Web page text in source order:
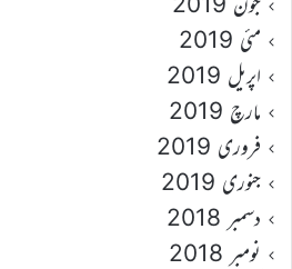
مئی 2019
اپریل 2019
مارچ 2019
فروری 2019
جنوری 2019
دسمبر 2018
نومبر 2018